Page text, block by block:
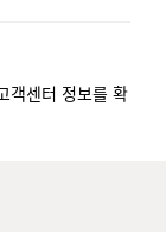
객센터 정보를 확